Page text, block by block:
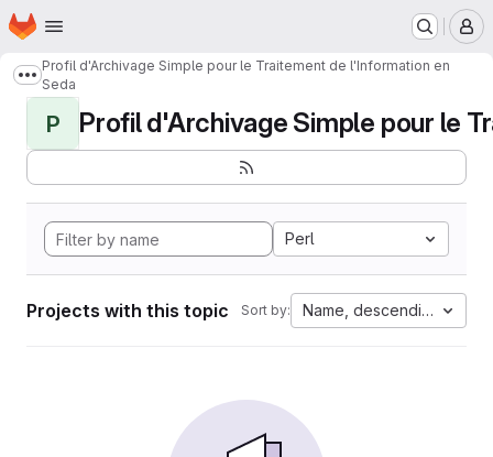
Skip to main content
Homepage
Show more breadcrumbs
Profil d'Archivage Simple pour le Traitement de l'Information en
Seda
P Profil d'Archivage Simple pour le
Perl
Projects with this topic Sort by: Name, descending